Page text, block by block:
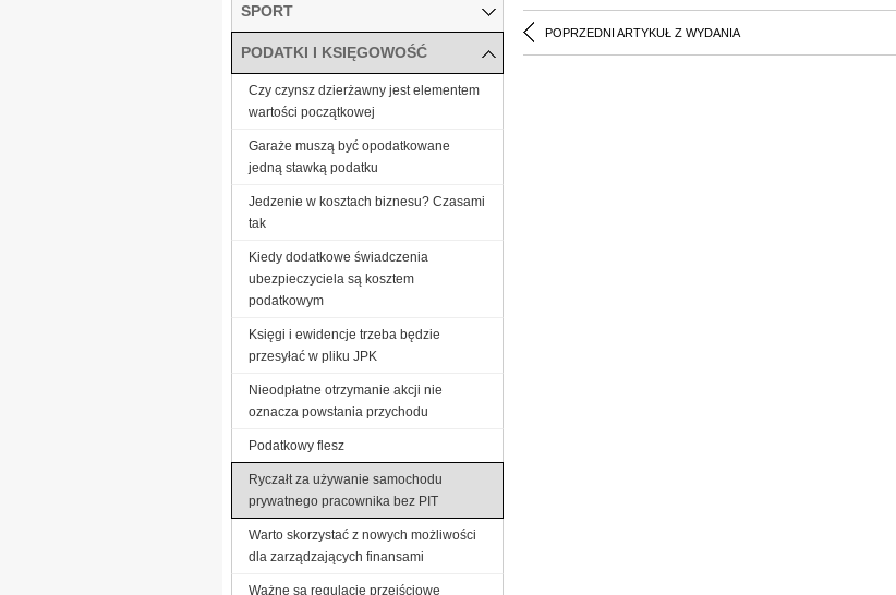
POPRZEDNI ARTYKUŁ Z WYDANIA
SPORT
PODATKI I KSIĘGOWOŚĆ
Czy czynsz dzierżawny jest elementem
wartości początkowej
Garaże muszą być opodatkowane
jedną stawką podatku
Jedzenie w kosztach biznesu? Czasami
tak
Kiedy dodatkowe świadczenia
ubezpieczyciela są kosztem
podatkowym
Księgi i ewidencje trzeba będzie
przesyłać w pliku JPK
Nieodpłatne otrzymanie akcji nie
oznacza powstania przychodu
Podatkowy flesz
Ryczałt za używanie samochodu
prywatnego pracownika bez PIT
Warto skorzystać z nowych możliwości
dla zarządzających finansami
Ważne są regulacje przejściowe